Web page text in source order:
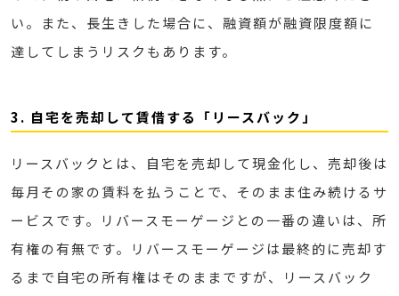
い。また、長生きした場合に、融資額が融資限度額に
達してしまうリスクもあります。
3. 自宅を売却して賃借する「リースバック」
リースバックとは、自宅を売却して現金化し、売却後は
毎月その家の賃料を払うことで、そのまま住み続けるサ
ービスです。リバースモーゲージとの一番の違いは、所
有権の有無です。リバースモーゲージは最終的に売却す
るまで自宅の所有権はそのままですが、リースバック